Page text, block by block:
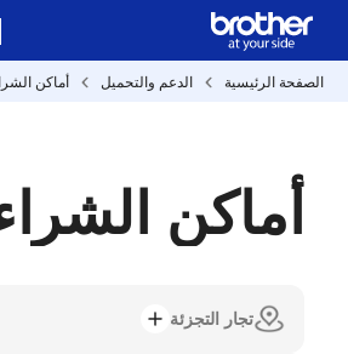
الصفحة الرئيسية الدعم والتحميل أماكن الشراء
أماكن الشراء
تجار التجزئة